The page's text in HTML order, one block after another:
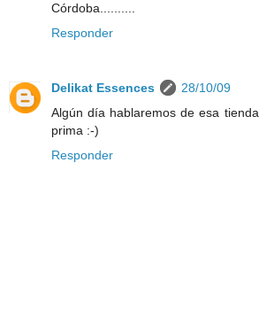
Córdoba..........
Responder
Delikat Essences
28/10/09
Algún día hablaremos de esa
prima :-)
Responder